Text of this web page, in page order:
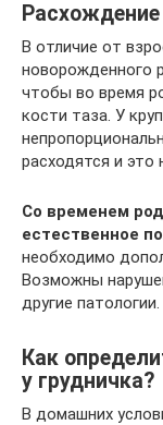
В отличие от
новорожденного
чтобы во время
кости таза. У
расходятся и это
Со временем
естественное
необходимо
Возможны
другие патологии.
Как
у грудничка?
В домашних